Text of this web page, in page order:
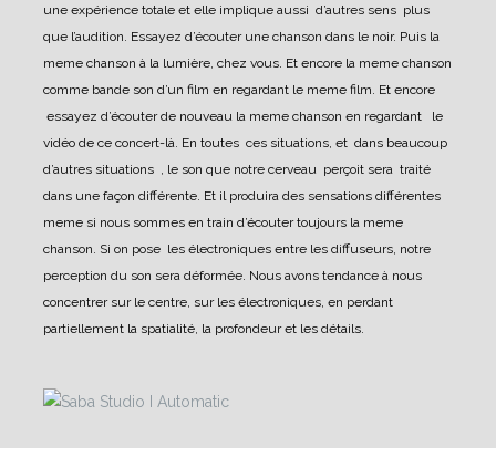
une expérience totale et elle implique aussi d’autres sens plus
que l’audition. Essayez d’écouter une chanson dans le noir. Puis la
meme chanson à la lumière, chez vous. Et encore la meme chanson
comme bande son d’un film en regardant le meme film. Et encore
essayez d’écouter de nouveau la meme chanson en regardant le
vidéo de ce concert-là. En toutes ces situations, et dans beaucoup
d’autres situations , le son que notre cerveau perçoit sera traité
dans une façon différente. Et il produira des sensations différentes
meme si nous sommes en train d’écouter toujours la meme
chanson. Si on pose les électroniques entre les diffuseurs, notre
perception du son sera déformée. Nous avons tendance à nous
concentrer sur le centre, sur les électroniques, en perdant
partiellement la spatialité, la profondeur et les détails.